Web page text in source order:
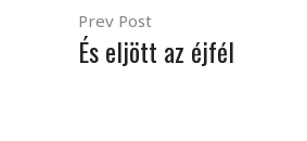
Prev Post
És eljött az éjfél